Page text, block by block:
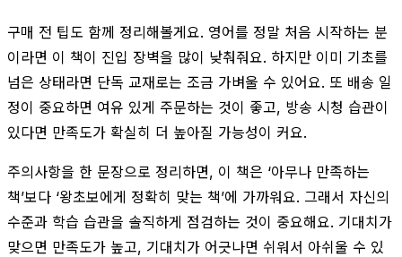
구매 전 팁도 함께 정리해볼게요. 영어를 정말 처음 시작하는 분
이라면 이 책이 진입 장벽을 많이 낮춰줘요. 하지만 이미 기초를
넘은 상태라면 단독 교재로는 조금 가벼울 수 있어요. 또 배송 일
정이 중요하면 여유 있게 주문하는 것이 좋고, 방송 시청 습관이
있다면 만족도가 확실히 더 높아질 가능성이 커요.
주의사항을 한 문장으로 정리하면, 이 책은 ‘아무나 만족하는
책’보다 ‘왕초보에게 정확히 맞는 책’에 가까워요. 그래서 자신의
수준과 학습 습관을 솔직하게 점검하는 것이 중요해요. 기대치가
맞으면 만족도가 높고, 기대치가 어긋나면 쉬워서 아쉬울 수 있